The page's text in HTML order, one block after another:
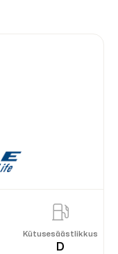
Kütusesäästlikkus
D